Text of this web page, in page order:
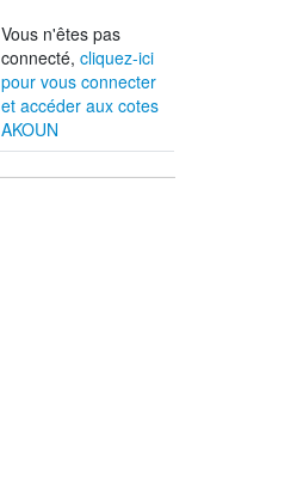
Vous n'êtes pas
connecté, cliquez-ici
pour vous connecter
et accéder aux cotes
AKOUN